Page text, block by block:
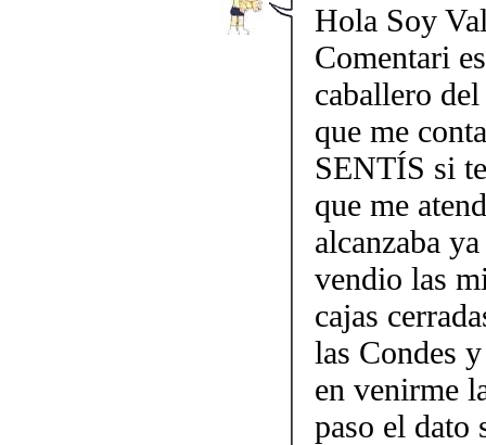
Hola Soy
Comentari
caballero
que me
SENTÍS si
que me
alcanzaba
vendio las
cajas
las Condes
en venirme
paso el dato